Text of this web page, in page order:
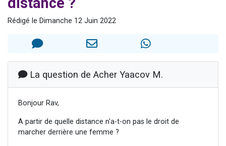
2 personnes viennent de faire un don pour Reloger Rivka, 6 enfants, victime de violences...
Rédigé le Dimanche 12 Juin 2022
La question de Acher Yaacov M.
Bonjour Rav,
A partir de quelle distance n'a-t-on pas le droit de
marcher derrière une femme ?